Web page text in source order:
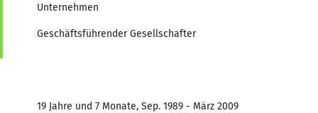
Unternehmen
Geschäftsführender Gesellschafter
19 Jahre und 7 Monate, Sep. 1989 - März 2009